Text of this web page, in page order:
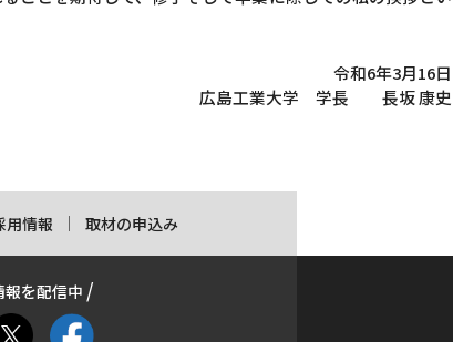
令和6年3月16日
広島工業大学 学長 長坂 康史
用情報 取材の申込み
を配信中